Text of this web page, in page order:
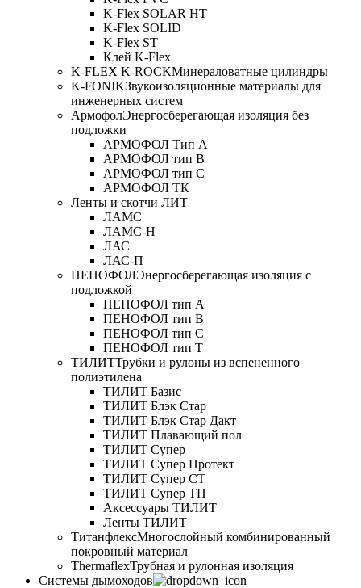
K-Flex SOLAR HT
K-Flex SOLID
K-Flex ST
Клей K-Flex
K-FLEX K-ROCKМинераловатные цилиндры
K-FONIKЗвукоизоляционные материалы для
инженерных систем
АрмофолЭнергосберегающая изоляция без
подложки
АРМОФОЛ Тип А
АРМОФОЛ тип В
АРМОФОЛ тип C
АРМОФОЛ ТК
Ленты и скотчи ЛИТ
ЛАМС
ЛАМС-Н
ЛАС
ЛАС-П
ПЕНОФОЛЭнергосберегающая изоляция с
подложкой
ПЕНОФОЛ тип А
ПЕНОФОЛ тип B
ПЕНОФОЛ тип C
ПЕНОФОЛ тип T
ТИЛИТТрубки и рулоны из вспененного
полиэтилена
ТИЛИТ Базис
ТИЛИТ Блэк Стар
ТИЛИТ Блэк Стар Дакт
ТИЛИТ Плавающий пол
ТИЛИТ Супер
ТИЛИТ Супер Протект
ТИЛИТ Супер СТ
ТИЛИТ Супер ТП
Аксессуары ТИЛИТ
Ленты ТИЛИТ
ТитанфлексМногослойный комбинированный
покровный материал
ThermaflexТрубная и рулонная изоляция
Cистемы дымоходов